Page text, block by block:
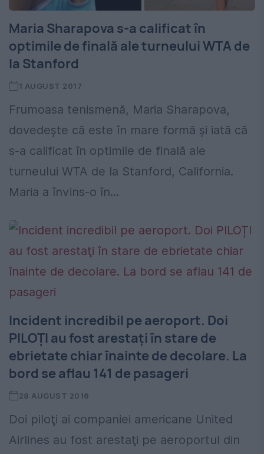
Maria Sharapova s-a calificat în
optimile de finală ale turneului WTA de
la Stanford
1 AUGUST 2017
Frumoasa tenismenă, Maria Sharapova,
dovedeşte că este în mare formă şi iată că
s-a calificat în optimile de finală ale
turneului WTA de la Stanford, California.
Maria a învins-o în...
Incident incredibil pe aeroport. Doi
PILOȚI au fost arestaţi în stare de
ebrietate chiar înainte de decolare. La
bord se aflau 141 de pasageri
28 AUGUST 2016
Doi piloţi ai companiei americane United
Airlines au fost arestaţi pe aeroportul din